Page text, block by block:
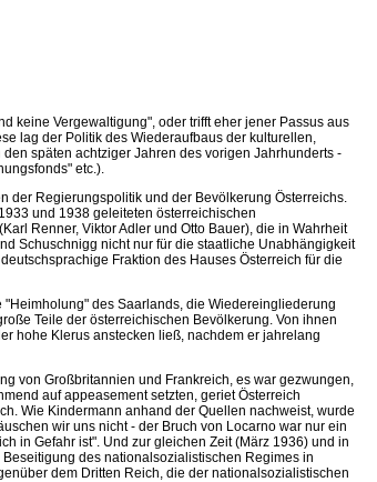
keine Vergewaltigung", oder trifft eher jener Passus aus
lag der Politik des Wiederaufbaus der kulturellen,
späten achtziger Jahren des vorigen Jahrhunderts -
etc.).
der Regierungspolitik und der Bevölkerung Österreichs.
und 1938 geleiteten österreichischen
Renner, Viktor Adler und Otto Bauer), die in Wahrheit
Schuschnigg nicht nur für die staatliche Unabhängigkeit
Fraktion des Hauses Österreich für die
des Saarlands, die Wiedereingliederung
Teile der österreichischen Bevölkerung. Von ihnen
hohe Klerus anstecken ließ, nachdem er jahrelang
von Großbritannien und Frankreich, es war gezwungen,
auf appeasement setzten, geriet Österreich
Wie Kindermann anhand der Quellen nachweist, wurde
wir uns nicht - der Bruch von Locarno war nur ein
in Gefahr ist". Und zur gleichen Zeit (März 1936) und in
des nationalsozialistischen Regimes in
dem Dritten Reich, die der nationalsozialistischen